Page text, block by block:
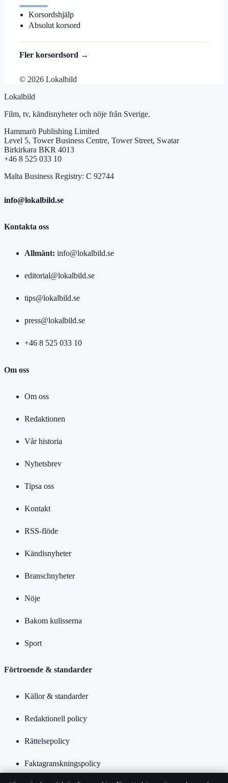
Korsordshjälp
Absolut korsord
Fler korsordsord →
© 2026 Lokalbild
Lokalbild
Film, tv, kändisnyheter och nöje från Sverige.
Hammarö Publishing Limited
Level 5, Tower Business Centre, Tower Street, Swatar
Birkirkara BKR 4013
+46 8 525 033 10
Malta Business Registry: C 92744
info@lokalbild.se
Kontakta oss
Allmänt: info@lokalbild.se
editorial@lokalbild.se
tips@lokalbild.se
press@lokalbild.se
+46 8 525 033 10
Om oss
Om oss
Redaktionen
Vår historia
Nyhetsbrev
Tipsa oss
Kontakt
RSS-flöde
Kändisnyheter
Branschnyheter
Nöje
Bakom kulisserna
Sport
Förtroende & standarder
Källor & standarder
Redaktionell policy
Rättelsepolicy
Faktagranskningspolicy